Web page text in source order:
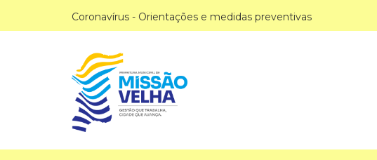
Coronavírus - Orientações e medidas preventivas